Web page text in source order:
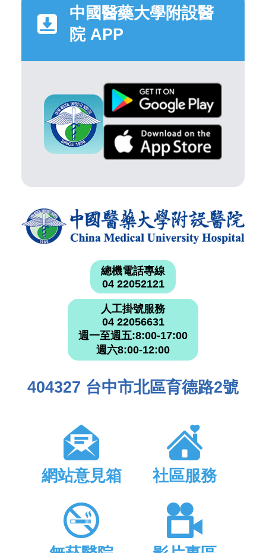
中國醫藥大學附設醫
院 APP
總機電話專線
04 22052121
人工掛號服務
04 22056631
週一至週五:8:00-17:00
週六8:00-12:00
404327 台中市北區育德路2號
網站意見箱 社區服務